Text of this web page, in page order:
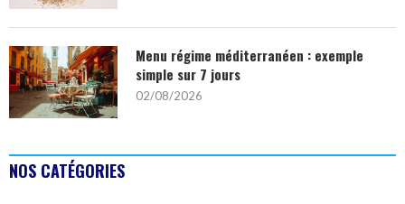
Menu régime méditerranéen : exemple
simple sur 7 jours
02/08/2026
NOS CATÉGORIES